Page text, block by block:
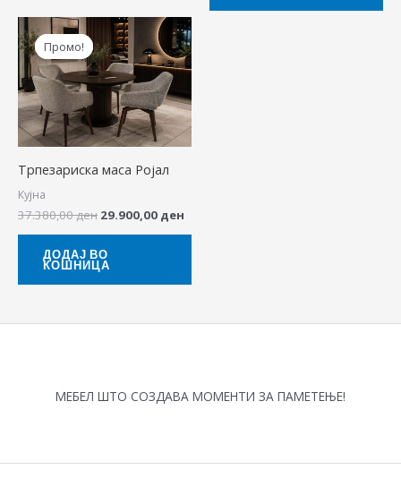
Промо!
Промо!
Трпезариска маса Ројал
Кујна
37.380,00ден
Original
price
was:
37.380,00 ден.
29.900,00 ден
Current
price
is:
29.900,00 ден.
ДОДАЈ ВО
КОШНИЦА
МЕБЕЛ ШТО СОЗДАВА МОМЕНТИ ЗА ПАМЕТЕЊЕ!